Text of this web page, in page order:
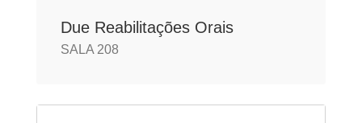
Due Reabilitações Orais
SALA 208